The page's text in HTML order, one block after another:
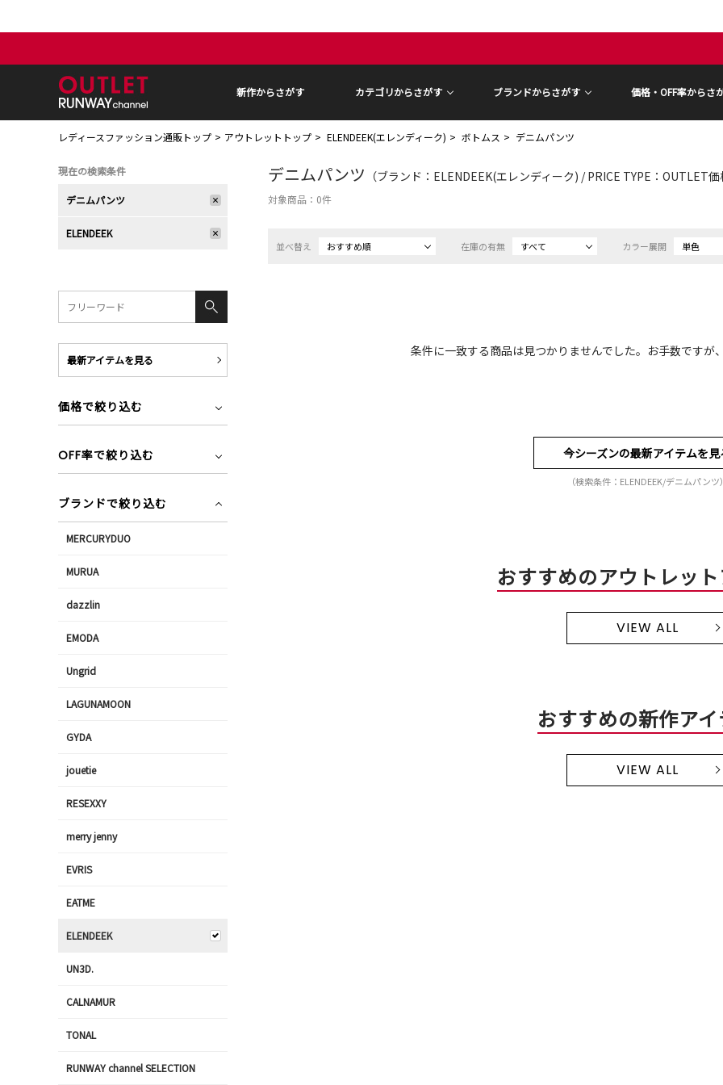
新作からさがす カテゴリからさがす ブランドからさがす 価格・OFF率からさ
レディースファッション通販トップ アウトレットトップ ELENDEEK(エレンディーク) ボトムス デニムパンツ
デニムパンツ （ブランド：ELENDEEK(エレンディーク) / PRICE TYPE：OUTLET価
対象商品： 0件
並べ替え おすすめ順 在庫の有無 すべて カラー展開 単色
条件に一致する商品は見つかりませんでした。お手数ですが
今シーズンの最新アイテムを見
（検索条件：ELENDEEK/デニムパンツ）
おすすめのアウトレッ
VIEW ALL
おすすめの新作ア
VIEW ALL
現在の検索条件
デニムパンツ
ELENDEEK
最新アイテムを見る
価格で絞り込む
OFF率で絞り込む
ブランドで絞り込む
MERCURYDUO
MURUA
dazzlin
EMODA
Ungrid
LAGUNAMOON
GYDA
jouetie
RESEXXY
merry jenny
EVRIS
EATME
ELENDEEK
UN3D.
CALNAMUR
TONAL
RUNWAY channel SELECTION